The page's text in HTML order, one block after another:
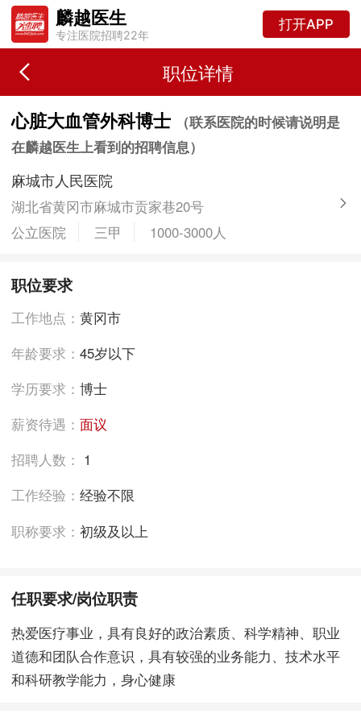
麟越医生
专注医院招聘22年
打开APP
职位详情
心脏大血管外科博士
（联系医院的时候请说明是
在麟越医生上看到的招聘信息）
麻城市人民医院
湖北省黄冈市麻城市贡家巷20号
公立医院
三甲 1000-3000人
职位要求
工作地点：黄冈市
年龄要求：45岁以下
学历要求：博士
薪资待遇：面议
招聘人数： 1
工作经验：经验不限
职称要求：初级及以上
任职要求/岗位职责
热爱医疗事业，具有良好的政治素质、科学精神、职业
道德和团队合作意识，具有较强的业务能力、技术水平
和科研教学能力，身心健康